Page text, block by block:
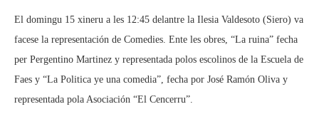
El domingu 15 xineru a les 12:45 delantre la Ilesia Valdesoto (Siero) va
facese la representación de Comedies. Ente les obres, “La ruina” fecha
per Pergentino Martinez y representada polos escolinos de la Escuela de
Faes y “La Politica ye una comedia”, fecha por José Ramón Oliva y
representada pola Asociación “El Cencerru”.